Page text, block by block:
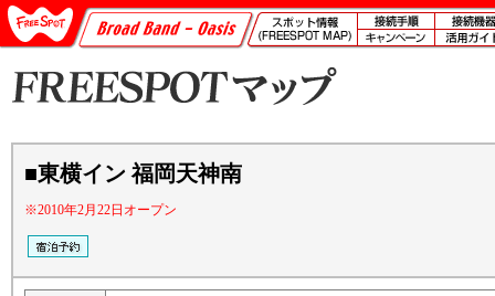
■東横イン 福岡天神南
※2010年2月22日オープン